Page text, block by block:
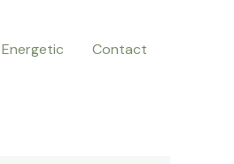
Contact